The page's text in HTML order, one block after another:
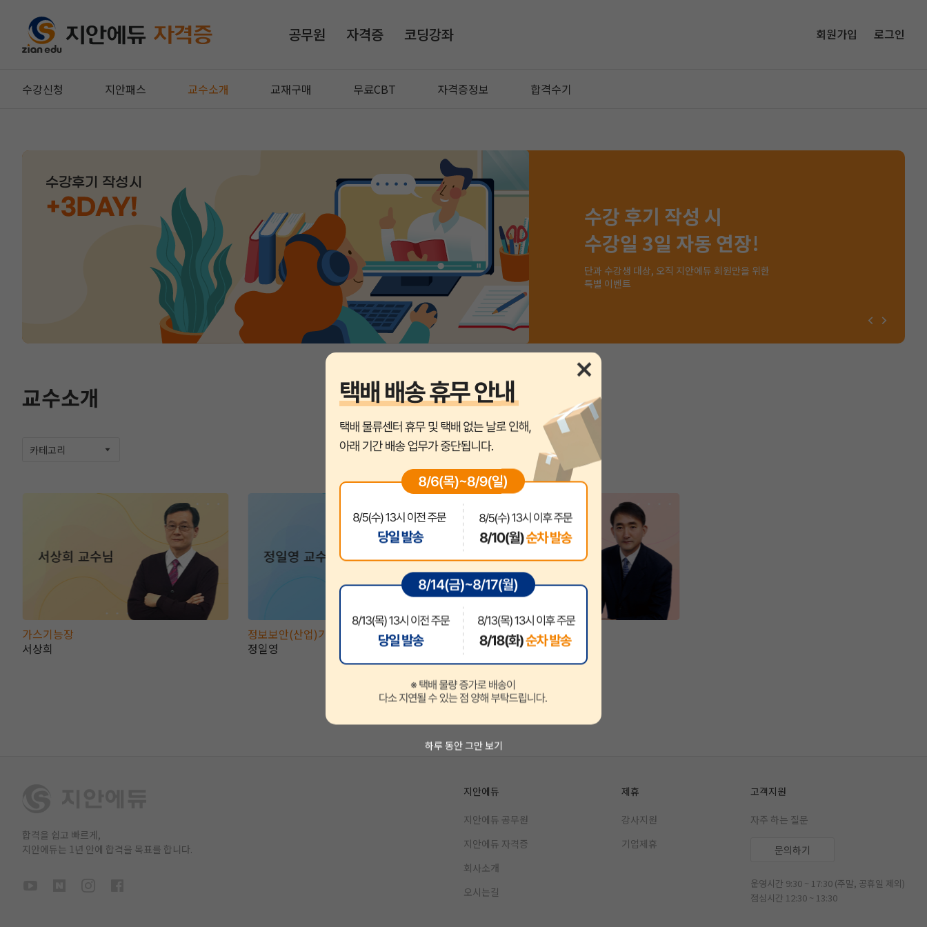
공무원 자격증 코딩강좌 회원가입 로그인
수강신청 지안패스 교수소개 교재구매 무료CBT 자격증정보 합격수기
하루 동안 그만 보기
수강 후기 작성 시
수강일 3일 자동 연장!
단과 수강생 대상, 오직 지안에듀 회원만을 위한
특별 이벤트
교수소개
카테고리
가스기능장
서상희
정보보안(산업)기사
정일영
정보보안(산업)기사
조현준
합격을 쉽고 빠르게,
지안에듀는 1년 안에 합격을 목표를 합니다.
지안에듀
지안에듀 공무원
지안에듀 자격증
회사소개
오시는길
제휴
강사지원
기업제휴
고객지원
자주 하는 질문
문의하기
운영시간 9:30 ~ 17:30 (주말, 공휴일 제외)
점심시간 12:30 ~ 13:30